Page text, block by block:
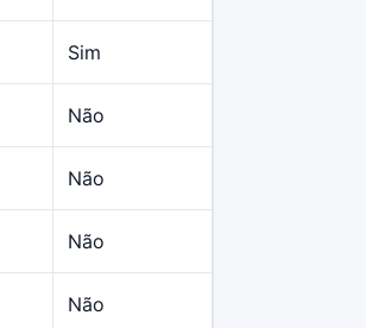
Sim
Não
Não
Não
Não